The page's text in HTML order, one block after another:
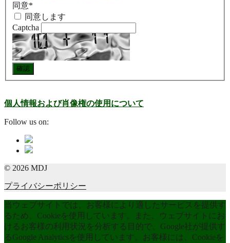
同意*
同意します
Captcha
個人情報および肖像権の使用について
Follow us on:
© 2026 MDJ
プライバシーポリシー
当ウェブサイトでは、お客様により適したサービスを提供す
るため、Cookieを使用しています。また、ウェブサイトにお
けるお客様の利用状況を分析する目的で、Google社が提供す
るGoogle Analyticsを使用しています。お客様には、Cookieを